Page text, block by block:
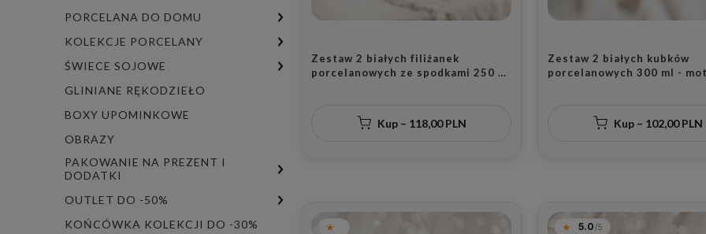
PORCELANA DO DOMU
KOLEKCJE PORCELANY
ŚWIECE SOJOWE
GLINIANE RĘKODZIEŁO
BOXY UPOMINKOWE
OBRAZY
PAKOWANIE NA PREZENT I
DODATKI
OUTLET DO -50%
KOŃCÓWKA KOLEKCJI DO -30%
Zestaw 2 białych filiżanek
porcelanowych ze spodkami 250 ml
rocznicę ślubu
Kup – 118,00 PLN
Zestaw 2 białych kubków
porcelanowych 300 ml -
Kup – 102,00 PLN
5.0